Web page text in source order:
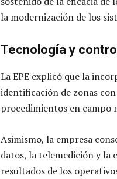
la modernización de los
Tecnología y
La EPE explicó que la
identificación de zonas
procedimientos en campo
Asimismo, la empresa
datos, la telemedición y la
resultados de los